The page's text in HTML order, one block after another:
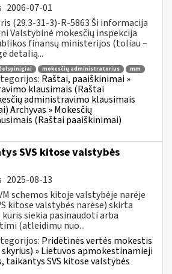
2006-07-01
(29.3-31-3)-R-5863 Ši informacija
Valstybinė mokesčių inspekcija
finansų ministerijos (toliau –
detalią...
mokesčių administratorius mm
Raštai, paaiškinimai »
klausimais (Raštai
administravimo klausimais
Archyvas » Mokesčių
(Raštai paaiškinimai)
SVS kitose valstybės
2025-08-13
schemos kitoje valstybėje narėje
kitose valstybės narėse) skirta
siekia pasinaudoti arba
(atleidimu nuo...
Pridėtinės vertės mokestis
» Lietuvos apmokestinamieji
taikantys SVS kitose valstybės